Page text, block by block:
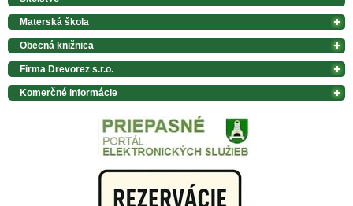
Materská škola
Obecná knižnica
Firma Drevorez s.r.o.
Komerčné informácie